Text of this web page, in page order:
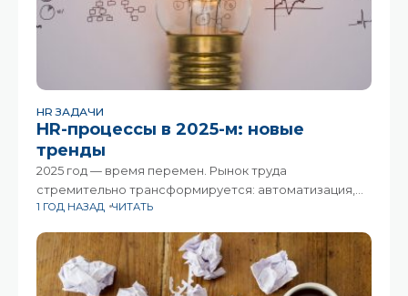
HR ЗАДАЧИ
HR-процессы в 2025-м: новые
тренды
2025 год — время перемен. Рынок труда
стремительно трансформируется: автоматизация,
гибкость занятости и растущий дефицит навыков
специалистам приходится не просто следить за
трендами, но и переосмыслять подходы
1 ГОД НАЗАД ЧИТАТЬ